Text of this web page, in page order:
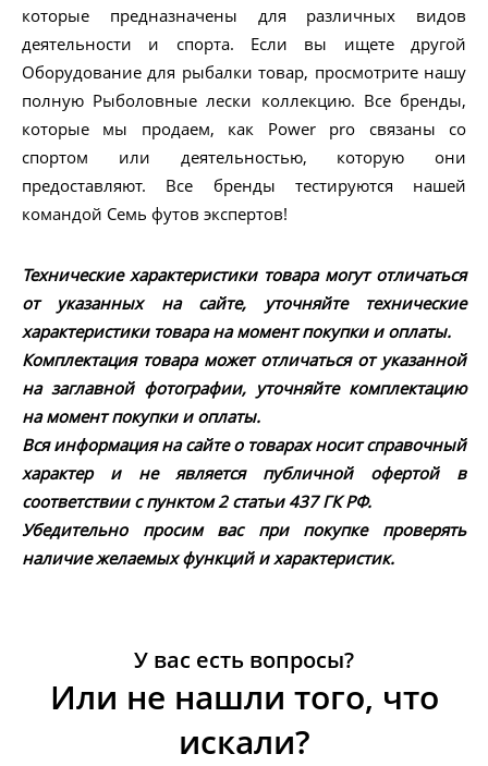
которые предназначены для различных видов
деятельности и спорта. Если вы ищете другой
Оборудование для рыбалки товар, просмотрите нашу
полную Рыболовные лески коллекцию. Все бренды,
которые мы продаем, как Power pro связаны со
спортом или деятельностью, которую они
предоставляют. Все бренды тестируются нашей
командой Семь футов экспертов!
Технические характеристики товара могут отличаться
от указанных на сайте, уточняйте технические
характеристики товара на момент покупки и оплаты.
Комплектация товара может отличаться от указанной
на заглавной фотографии, уточняйте комплектацию
на момент покупки и оплаты.
Вся информация на сайте о товарах носит справочный
характер и не является публичной офертой в
соответствии с пунктом 2 статьи 437 ГК РФ.
Убедительно просим вас при покупке проверять
наличие желаемых функций и характеристик.
У вас есть вопросы?
Или не нашли того, что
искали?